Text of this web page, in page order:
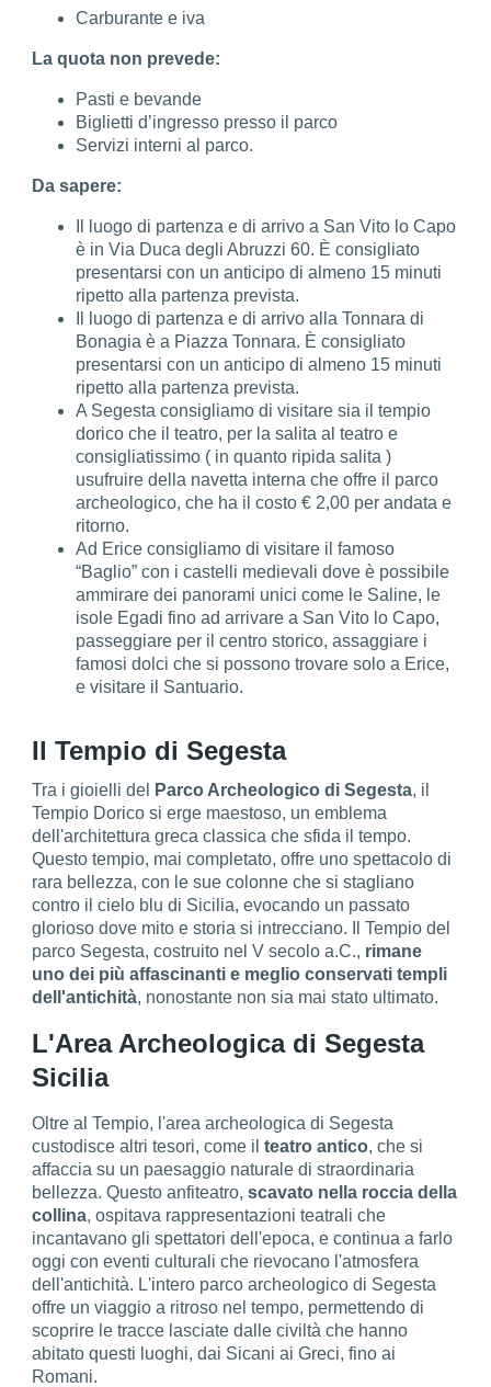
Carburante e iva
La quota non prevede:
Pasti e bevande
Biglietti d’ingresso presso il parco
Servizi interni al parco.
Da sapere:
Il luogo di partenza e di arrivo a San Vito lo Capo
è in Via Duca degli Abruzzi 60. È consigliato
presentarsi con un anticipo di almeno 15 minuti
ripetto alla partenza prevista.
Il luogo di partenza e di arrivo alla Tonnara di
Bonagia è a Piazza Tonnara. È consigliato
presentarsi con un anticipo di almeno 15 minuti
ripetto alla partenza prevista.
A Segesta consigliamo di visitare sia il tempio
dorico che il teatro, per la salita al teatro e
consigliatissimo ( in quanto ripida salita )
usufruire della navetta interna che offre il parco
archeologico, che ha il costo € 2,00 per andata e
ritorno.
Ad Erice consigliamo di visitare il famoso
“Baglio” con i castelli medievali dove è possibile
ammirare dei panorami unici come le Saline, le
isole Egadi fino ad arrivare a San Vito lo Capo,
passeggiare per il centro storico, assaggiare i
famosi dolci che si possono trovare solo a Erice,
e visitare il Santuario.
Il Tempio di Segesta
Tra i gioielli del Parco Archeologico di Segesta, il
Tempio Dorico si erge maestoso, un emblema
dell'architettura greca classica che sfida il tempo.
Questo tempio, mai completato, offre uno spettacolo di
rara bellezza, con le sue colonne che si stagliano
contro il cielo blu di Sicilia, evocando un passato
glorioso dove mito e storia si intrecciano. Il Tempio del
parco Segesta, costruito nel V secolo a.C., rimane
uno dei più affascinanti e meglio conservati templi
dell'antichità, nonostante non sia mai stato ultimato.
L'Area Archeologica di Segesta
Sicilia
Oltre al Tempio, l'area archeologica di Segesta
custodisce altri tesori, come ilteatro antico, che si
affaccia su un paesaggio naturale di straordinaria
bellezza. Questo anfiteatro,scavato nella roccia della
collina, ospitava rappresentazioni teatrali che
incantavano gli spettatori dell'epoca, e continua a farlo
oggi con eventi culturali che rievocano l'atmosfera
dell'antichità. L'intero parco archeologico di Segesta
offre un viaggio a ritroso nel tempo, permettendo di
scoprire le tracce lasciate dalle civiltà che hanno
abitato questi luoghi, dai Sicani ai Greci, fino ai
Romani.